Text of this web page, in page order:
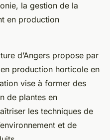
la gestion de la
en production
d’Angers propose par
production horticole en
vise à former des
de plantes en
les techniques de
et de